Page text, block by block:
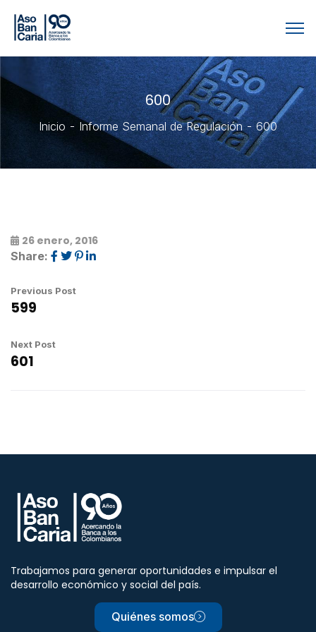
600
Inicio Informe Semanal de Regulación 600
26 enero, 2016
Share:
Previous Post
599
Next Post
601
Trabajamos para generar oportunidades e impulsar el
desarrollo económico y social del país.
Quiénes somos